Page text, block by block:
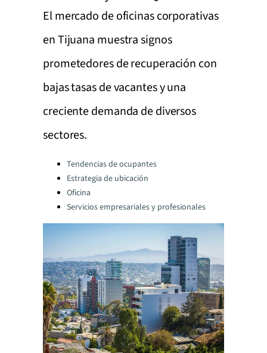
El mercado de oficinas corporativas
en Tijuana muestra signos
prometedores de recuperación con
bajas tasas de vacantes y una
creciente demanda de diversos
sectores.
Categories:Tendencias de ocupantes
Estrategia de ubicación
Oficina
Servicios empresariales y profesionales